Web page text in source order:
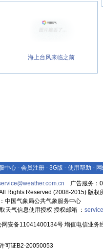
海上台风来临之前
中心 - 会员注册 - 3G版 - 使用帮助 -
广告服务：
Rights Reserved (2008-2015) 版权
中国气象局公共气象服务中心
天气信息使用授权 授权邮箱 ：
安备11041400134号 增值电信业务
可证B2-20050053